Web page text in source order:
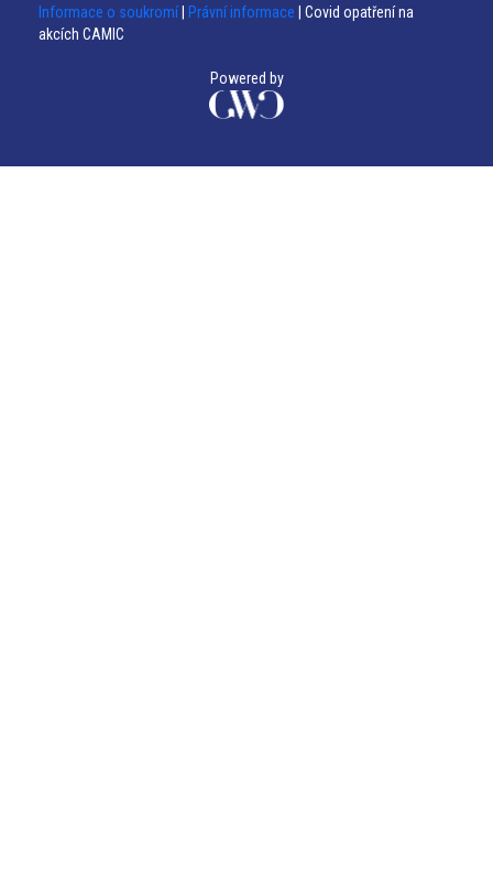
Informace o soukromí
Právní informace | Covid opatření na
akcích CAMIC
Powered by